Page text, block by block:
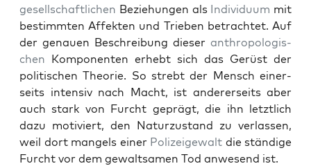
gesellschaftlichen Beziehun­gen als Indi­vidu­um mit
bes­timmten Affek­ten und Trieben betra­chtet. Auf
der genauen Beschrei­bung dieser anthro­pol­o­gis­
chen Kom­po­nen­ten erhebt sich das Gerüst der
poli­tis­chen The­o­rie. So strebt der Men­sch ein­er­
seits inten­siv nach Macht, ist ander­er­seits aber
auch stark von Furcht geprägt, die ihn let­ztlich
dazu motiviert, den Naturzu­s­tand zu ver­lassen,
weil dort man­gels ein­er Polizeige­walt die ständi­ge
Furcht vor dem gewalt­samen Tod anwe­send ist.